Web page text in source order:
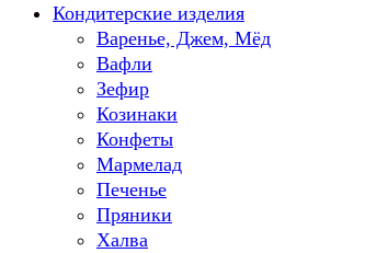
Кондитерские изделия
Варенье, Джем, Мёд
Вафли
Зефир
Козинаки
Конфеты
Мармелад
Печенье
Пряники
Халва